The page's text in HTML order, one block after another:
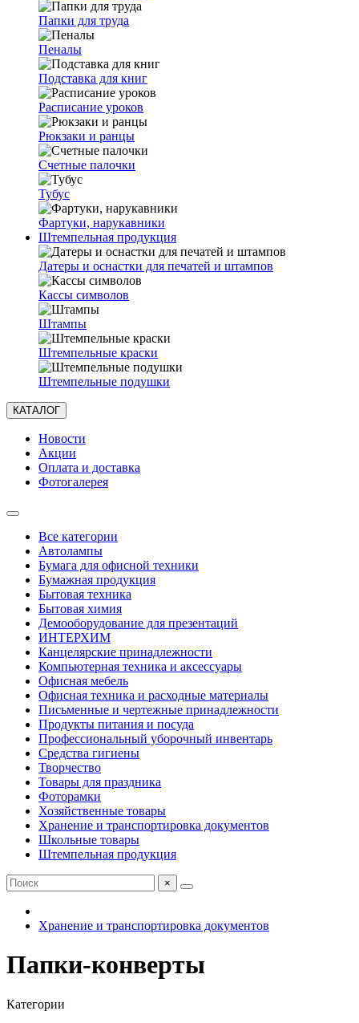
Папки для труда
Пеналы
Подставка для книг
Расписание уроков
Рюкзаки и ранцы
Счетные палочки
Тубус
Фартуки, нарукавники
Штемпельная продукция
Датеры и оснастки для печатей и штампов
Кассы символов
Штампы
Штемпельные краски
Штемпельные подушки
КАТАЛОГ
Новости
Акции
Оплата и доставка
Фотогалерея
Все категории
Автолампы
Бумага для офисной техники
Бумажная продукция
Бытовая техника
Бытовая химия
Демооборудование для презентаций
ИНТЕРХИМ
Канцелярские принадлежности
Компьютерная техника и аксессуары
Офисная мебель
Офисная техника и расходные материалы
Письменные и чертежные принадлежности
Продукты питания и посуда
Профессиональный уборочный инвентарь
Средства гигиены
Творчество
Товары для праздника
Фоторамки
Хозяйственные товары
Хранение и транспортировка документов
Школьные товары
Штемпельная продукция
×
Хранение и транспортировка документов
Папки-конверты
Категории